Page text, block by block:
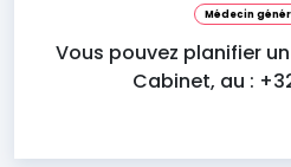
Médecin
Vous pouvez planifier
Cabinet, au :